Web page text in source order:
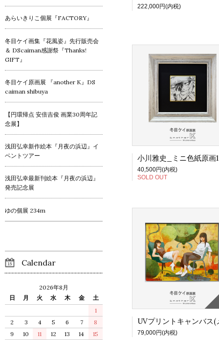
222,000円(内税)
40,500円(内税)
SOLD OUT
79,000円(内税)
あらいきりこ個展『FACTORY』
冬目ケイ画集『花風姿』先行販売会
＆ DScaiman感謝祭『Thanks!
GIFT』
冬目ケイ原画展 『another K』DS
caiman shibuya
【円環帰点 安倍吉俊 画業30周年記
念展】
浅田弘幸新作絵本『月夜の浜辺』イ
ベントツアー
浅田弘幸最新刊絵本『月夜の浜辺』
発売記念展
ゆの個展 234m
Calendar
2026年8月
日
月 火 水 木 金
土
1
2
3 4 5 6 7
8
9
10 11 12 13 14
15